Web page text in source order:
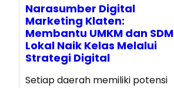
Narasumber Digital
Marketing Klaten:
Membantu UMKM dan SDM
Lokal Naik Kelas Melalui
Strategi Digital
Setiap daerah memiliki potensi